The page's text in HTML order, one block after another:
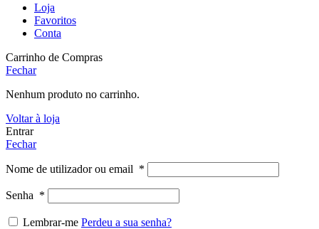
Loja
Favoritos
Conta
Carrinho de Compras
Fechar
Nenhum produto no carrinho.
Voltar à loja
Entrar
Fechar
Nome de utilizador ou email *
Senha *
Lembrar-me Perdeu a sua senha?